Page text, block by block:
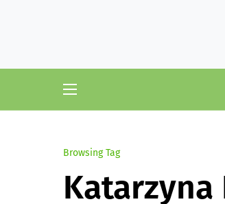
Browsing Tag